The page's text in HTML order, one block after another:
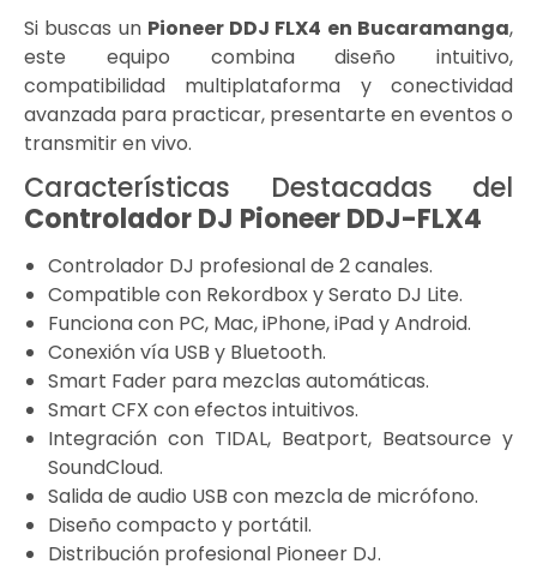
Si buscas un Pioneer DDJ FLX4 en Bucaramanga,
este equipo combina diseño intuitivo,
compatibilidad multiplataforma y conectividad
avanzada para practicar, presentarte en eventos o
transmitir en vivo.
Características Destacadas del
Controlador DJ Pioneer DDJ-FLX4
Controlador DJ profesional de 2 canales.
Compatible con Rekordbox y Serato DJ Lite.
Funciona con PC, Mac, iPhone, iPad y Android.
Conexión vía USB y Bluetooth.
Smart Fader para mezclas automáticas.
Smart CFX con efectos intuitivos.
Integración con TIDAL, Beatport, Beatsource y
SoundCloud.
Salida de audio USB con mezcla de micrófono.
Diseño compacto y portátil.
Distribución profesional Pioneer DJ.